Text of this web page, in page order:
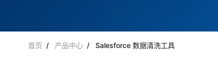
首页 / 产品中心 / Salesforce 数据清洗工具